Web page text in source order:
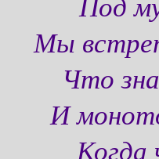
Мы
Что
И